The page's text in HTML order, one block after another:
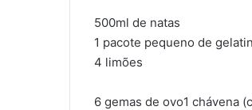
500ml de natas
1 pacote pequeno de
4 limões
6 gemas de ovo1 chávena